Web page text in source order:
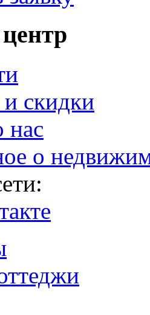
скидки
о